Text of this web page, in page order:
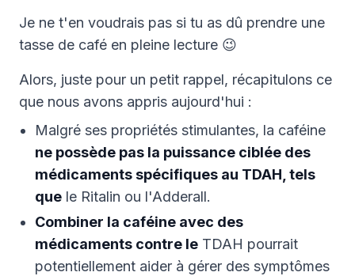
Je ne t'en voudrais pas si tu as dû prendre une
tasse de café en pleine lecture 😉
Alors, juste pour un petit rappel, récapitulons ce
que nous avons appris aujourd'hui :
Malgré ses propriétés stimulantes, la caféine
ne possède pas la puissance ciblée des
médicaments spécifiques au TDAH, tels
que le Ritalin ou l'Adderall.
Combiner la caféine avec des
médicaments contre le TDAH pourrait
potentiellement aider à gérer des symptômes